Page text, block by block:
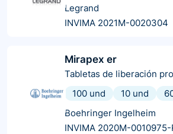
Legrand
INVIMA 2021M-0020304
Mirapex er
Tabletas de liberación
100 und
10 und
Boehringer Ingelheim
INVIMA 2020M-0010975-